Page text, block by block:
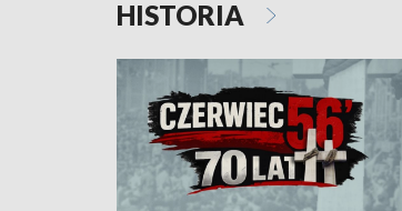
HISTORIA